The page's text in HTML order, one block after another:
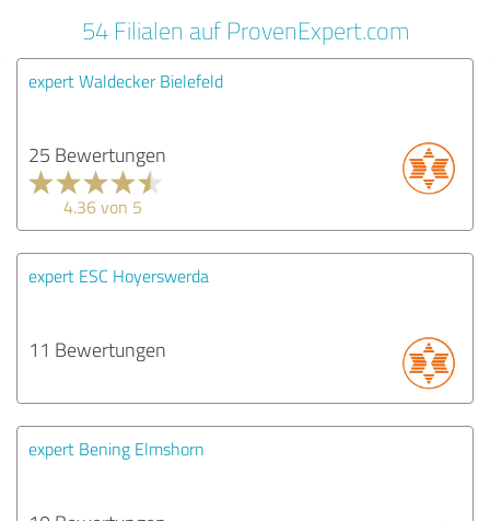
54 Filialen auf ProvenExpert.com
expert Waldecker Bielefeld
25 Bewertungen
4.36 von 5
expert ESC Hoyerswerda
11 Bewertungen
expert Bening Elmshorn